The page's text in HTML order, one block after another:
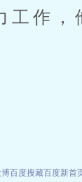
作，
百度搜藏百度新首